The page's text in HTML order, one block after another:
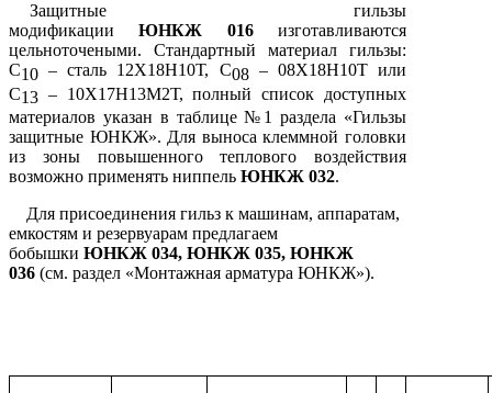
Защитные гильзы
модификацииЮНКЖ 016изготавливаются
цельноточеными. Стандартный материал гильзы:
С10 – сталь 12Х18Н10Т, С08 – 08Х18Н10Т или
С13 – 10Х17Н13М2Т, полный список доступных
материалов указан в таблице №1 раздела «Гильзы
защитные ЮНКЖ». Для выноса клеммной головки
из зоны повышенного теплового воздействия
возможно применять ниппель ЮНКЖ 032.
Для присоединения гильз к машинам, аппаратам,
емкостям и резервуарам предлагаем
бобышки ЮНКЖ 034, ЮНКЖ 035, ЮНКЖ
036 (см. раздел «Монтажная арматура ЮНКЖ»).